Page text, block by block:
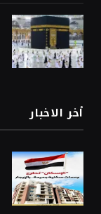
أخر الاخبار